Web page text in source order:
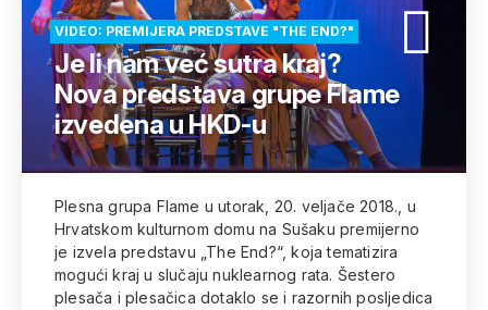
VIDEO: PREMIJERA PREDSTAVE "THE END?"
Je li nam već sutra kraj?
Nova predstava grupe Flame
izvedena u HKD-u
Plesna grupa Flame u utorak, 20. veljače 2018., u
Hrvatskom kulturnom domu na Sušaku premijerno
je izvela predstavu „The End?“, koja tematizira
mogući kraj u slučaju nuklearnog rata. Šestero
plesača i plesačica dotaklo se i razornih posljedica